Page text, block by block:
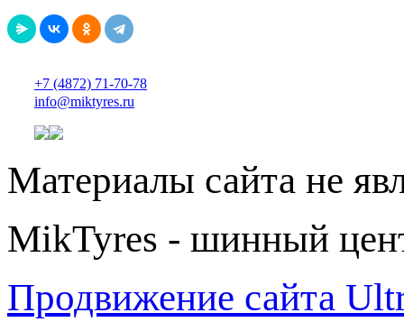
+7 (4872) 71-70-78
info@miktyres.ru
Материалы сайта не
MikTyres - шинный
Продвижение сайта